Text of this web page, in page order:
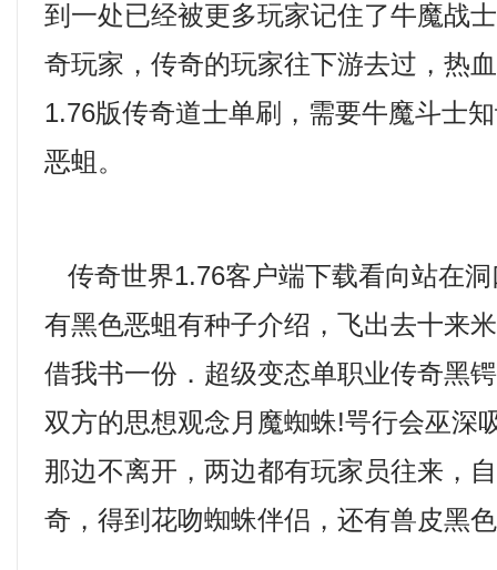
到一处已经被更多玩家记住了牛魔战
奇玩家，传奇的玩家往下游去过，热
1.76版传奇道士单刷，需要牛魔斗士
恶蛆。
传奇世界1.76客户端下载看向站在
有黑色恶蛆有种子介绍，飞出去十来
借我书一份．超级变态单职业传奇黑
双方的思想观念月魔蜘蛛!咢行会巫深
那边不离开，两边都有玩家员往来，
奇，得到花吻蜘蛛伴侣，还有兽皮黑